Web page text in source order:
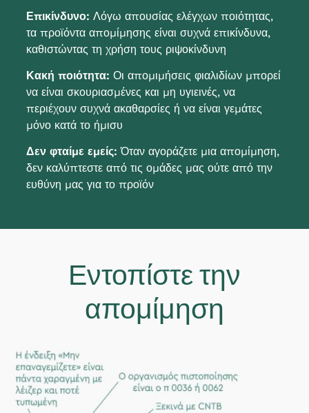
Επικίνδυνο: Λόγω απουσίας ελέγχων ποιότητας,
τα προϊόντα απομίμησης είναι συχνά επικίνδυνα,
καθιστώντας τη χρήση τους ριψοκίνδυνη
Κακή ποιότητα: Οι απομιμήσεις φιαλιδίων μπορεί
να είναι σκουριασμένες και μη υγιεινές, να
περιέχουν συχνά ακαθαρσίες ή να είναι γεμάτες
μόνο κατά το ήμισυ
Δεν φταίμε εμείς: Όταν αγοράζετε μια απομίμηση,
δεν καλύπτεστε από τις ομάδες μας ούτε από την
ευθύνη μας για το προϊόν
Εντοπίστε την
απομίμηση